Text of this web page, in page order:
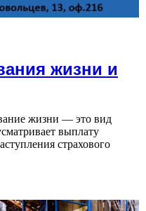
жизни и
жизни — это вид
выплату
страхового